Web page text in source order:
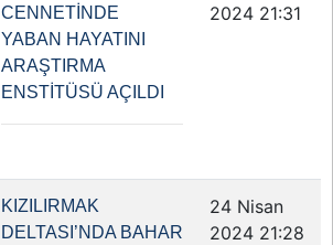
CENNETİNDE
YABAN HAYATINI
ARAŞTIRMA
ENSTİTÜSÜ AÇILDI
2024 21:31
KIZILIRMAK
DELTASI’NDA BAHAR
24 Nisan
2024 21:28